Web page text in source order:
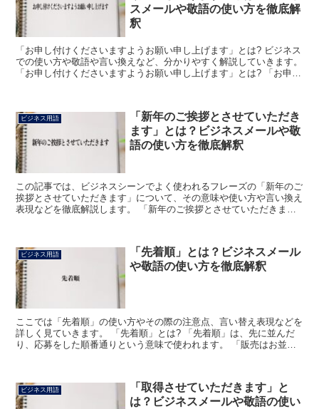
スメールや敬語の使い方を徹底解
釈
「お申し付けくださいますようお願い申し上げます」とは? ビジネス
での使い方や敬語や言い換えなど、分かりやすく解説していきます。
「お申し付けくださいますようお願い申し上げます」とは? 「お申し
ビジネス用語
「新年のご挨拶とさせていただき
ます」とは？ビジネスメールや敬
語の使い方を徹底解釈
この記事では、ビジネスシーンでよく使われるフレーズの「新年のご
挨拶とさせていただきます」について、その意味や使い方や言い換え
表現などを徹底解説します。 「新年のご挨拶とさせていただきま
ビジネス用語
「先着順」とは？ビジネスメール
や敬語の使い方を徹底解釈
ここでは「先着順」の使い方やその際の注意点、言い替え表現などを
詳しく見ていきます。 「先着順」とは? 「先着順」は、先に並んだ
り、応募をした順番通りという意味で使われます。 「販売はお並び
ビジネス用語
「取得させていただきます」と
は？ビジネスメールや敬語の使い